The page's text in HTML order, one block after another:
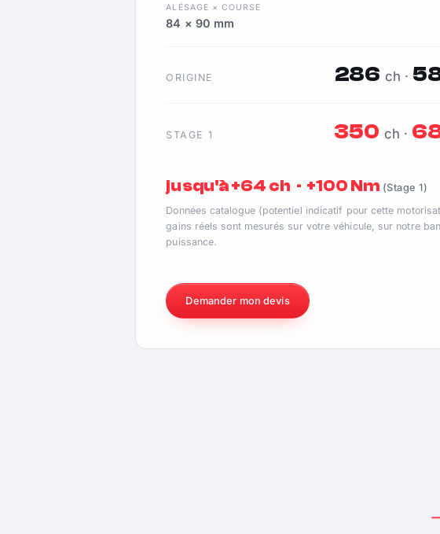
ALÉSAGE × COURSE
84 × 90 mm
ORIGINE 286 ch ·
STAGE 1 350 ch ·
jusqu'à +64 ch · +100 Nm (Stage 1)
Données catalogue (potentiel indicatif pour cette
gains réels sont mesurés sur votre véhicule, sur notre
puissance.
Demander mon devis